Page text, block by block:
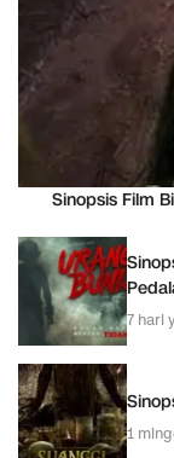
Sinopsis Film
7 hari
1